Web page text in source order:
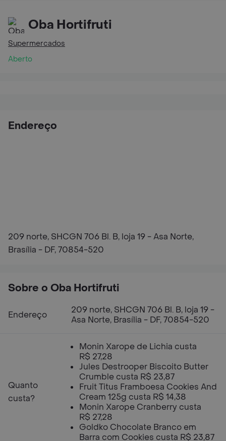
Oba Hortifruti
Supermercados
Aberto
Endereço
209 norte, SHCGN 706 Bl. B, loja 19 - Asa Norte,
Brasília - DF, 70854-520
Sobre o Oba Hortifruti
Endereço
209 norte, SHCGN 706 Bl. B, loja 19 -
Asa Norte, Brasília - DF, 70854-520
Quanto
custa?
Monin Xarope de Lichia custa
R$ 27,28
Jules Destrooper Biscoito Butter
Crumble custa R$ 23,87
Fruit Titus Framboesa Cookies And
Cream 125g custa R$ 14,38
Monin Xarope Cranberry custa
R$ 27,28
Goldko Chocolate Branco em
Barra com Cookies custa R$ 23,87